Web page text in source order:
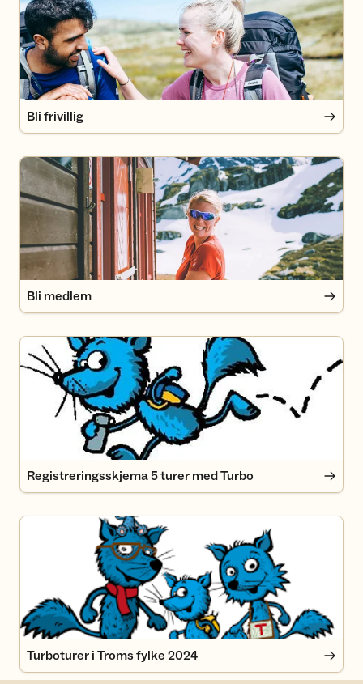
Bli frivillig
Bli medlem
Bli medlem
Registreringsskjema 5 turer med Turbo
Registreringsskjema 5 turer med Turbo
Turboturer i Troms fylke 2024
Turboturer i Troms fylke 2024